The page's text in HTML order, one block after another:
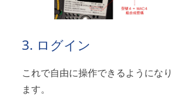
3. ログイン
これで自由に操作できるようになり
ます。